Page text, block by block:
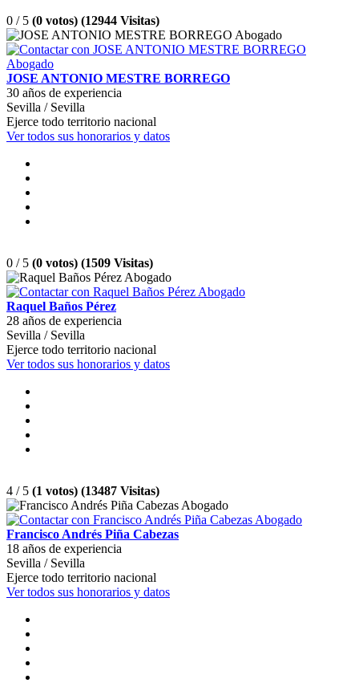
0 / 5 (0 votos) (12944 Visitas)
JOSE ANTONIO MESTRE BORREGO
30 años de experiencia
Sevilla / Sevilla
Ejerce todo territorio nacional
Ver todos sus honorarios y datos
0 / 5 (0 votos) (1509 Visitas)
Raquel Baños Pérez
28 años de experiencia
Sevilla / Sevilla
Ejerce todo territorio nacional
Ver todos sus honorarios y datos
4 / 5 (1 votos) (13487 Visitas)
Francisco Andrés Piña Cabezas
18 años de experiencia
Sevilla / Sevilla
Ejerce todo territorio nacional
Ver todos sus honorarios y datos